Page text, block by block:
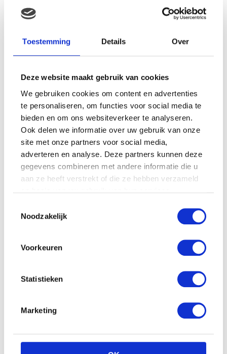
Toestemming Details Over
Deze website maakt gebruik van cookies
We gebruiken cookies om content en advertenties
te personaliseren, om functies voor social media te
bieden en om ons websiteverkeer te analyseren.
Ook delen we informatie over uw gebruik van onze
site met onze partners voor social media,
adverteren en analyse. Deze partners kunnen deze
gegevens combineren met andere informatie die u
aan ze heeft verstrekt of die ze hebben verzameld
Noodzakelijk
Voorkeuren
Statistieken
Marketing
Gerelateerde producten
18.31